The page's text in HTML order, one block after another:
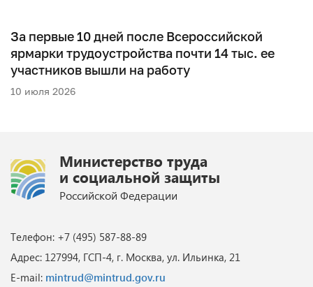
За первые 10 дней после Всероссийской
ярмарки трудоустройства почти 14 тыс. ее
участников вышли на работу
10 июля 2026
Министерство труда
и социальной защиты
Российской Федерации
Телефон: +7 (495) 587-88-89
Адрес: 127994, ГСП-4, г. Москва, ул. Ильинка, 21
E-mail: mintrud@mintrud.gov.ru